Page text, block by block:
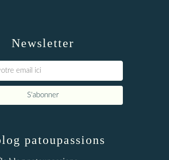
Newsletter
patoupassions